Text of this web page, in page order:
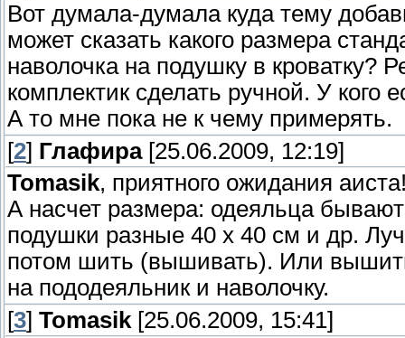
Вот думала-думала куда тему
может сказать какого размера
наволочка на подушку в
комплектик сделать ручной. У кого
А то мне пока не к чему примерять.
[2] Глафира[25.06.2009, 12:19]
Tomasik, приятного ожидания
А насчет размера: одеяльца
подушки разные 40 х 40 см и др.
потом шить (вышивать). Или
на пододеяльник и наволочку.
[3] Tomasik [25.06.2009, 15:41]